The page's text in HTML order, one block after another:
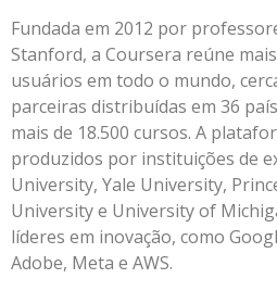
Fundada em 2012 por
Stanford, a Coursera reúne
usuários em todo o mundo,
parceiras distribuídas em 36
mais de 18.500 cursos. A
produzidos por instituições de
University, Yale University,
University e University of
líderes em inovação, como
Adobe, Meta e AWS.